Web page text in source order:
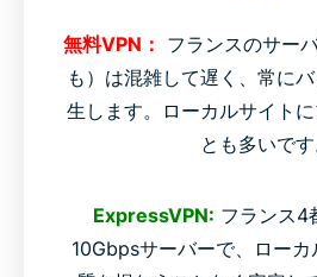
無料VPN： フランスのサー
も）は混雑して遅く、常に
生します。ローカルサイト
とも多いです
ExpressVPN: フランス4
10Gbpsサーバーで、ロー